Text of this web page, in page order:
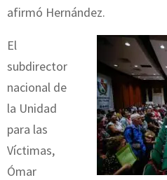
afirmó Hernández.
El
subdirector
nacional de
la Unidad
para las
Víctimas,
Ómar